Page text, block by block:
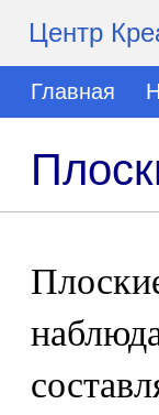
Центр
Главная